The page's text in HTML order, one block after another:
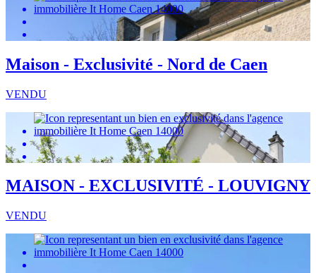
Maison - Exclusivité - Nord de Caen
VENDU
MAISON - EXCLUSIVITÉ - LOUVIGNY
VENDU